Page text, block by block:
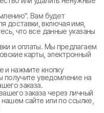
Вам будет
доставки, включая имя,
что все данные указаны
и оплаты. Мы предлагаем
карты, электронный
и нажмите кнопку
получите уведомление на
заказа.
заказа через личный
сайте или по ссылке,